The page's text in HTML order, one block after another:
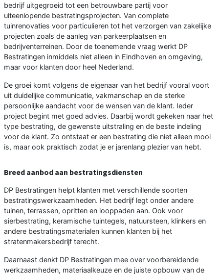
bedrijf uitgegroeid tot een betrouwbare partij voor
uiteenlopende bestratingsprojecten. Van complete
tuinrenovaties voor particulieren tot het verzorgen van zakelijke
projecten zoals de aanleg van parkeerplaatsen en
bedrijventerreinen. Door de toenemende vraag werkt DP
Bestratingen inmiddels niet alleen in Eindhoven en omgeving,
maar voor klanten door heel Nederland.
De groei komt volgens de eigenaar van het bedrijf vooral voort
uit duidelijke communicatie, vakmanschap en de sterke
persoonlijke aandacht voor de wensen van de klant. Ieder
project begint met goed advies. Daarbij wordt gekeken naar het
type bestrating, de gewenste uitstraling en de beste indeling
voor de klant. Zo ontstaat er een bestrating die niet alleen mooi
is, maar ook praktisch zodat je er jarenlang plezier van hebt.
Breed aanbod aan bestratingsdiensten
DP Bestratingen helpt klanten met verschillende soorten
bestratingswerkzaamheden. Het bedrijf legt onder andere
tuinen, terrassen, opritten en looppaden aan. Ook voor
sierbestrating, keramische tuintegels, natuursteen, klinkers en
andere bestratingsmaterialen kunnen klanten bij het
stratenmakersbedrijf terecht.
Daarnaast denkt DP Bestratingen mee over voorbereidende
werkzaamheden, materiaalkeuze en de juiste opbouw van de